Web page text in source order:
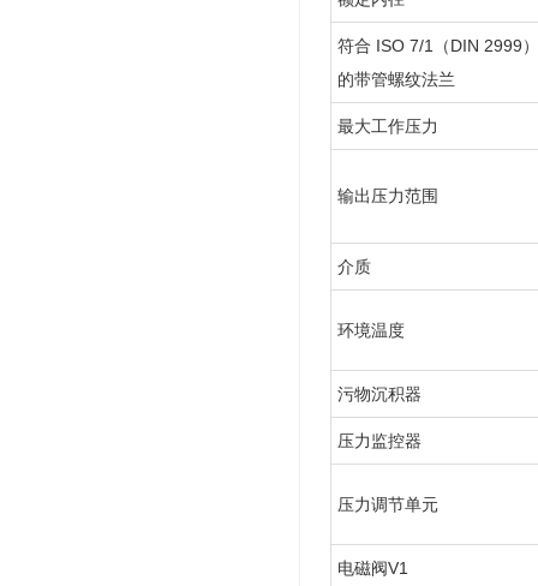
符合 ISO 7/1（DIN 2999）
的带管螺纹法兰
最大工作压力
输出压力范围
介质
环境温度
污物沉积器
压力监控器
压力调节单元
电磁阀V1